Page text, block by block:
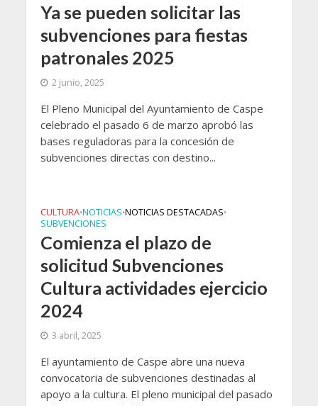
Ya se pueden solicitar las
subvenciones para fiestas
patronales 2025
2 junio, 2025
El Pleno Municipal del Ayuntamiento de Caspe
celebrado el pasado 6 de marzo aprobó las
bases reguladoras para la concesión de
subvenciones directas con destino...
CULTURA•NOTICIAS•NOTICIAS DESTACADAS•
SUBVENCIONES
Comienza el plazo de
solicitud Subvenciones
Cultura actividades ejercicio
2024
3 abril, 2025
El ayuntamiento de Caspe abre una nueva
convocatoria de subvenciones destinadas al
apoyo a la cultura. El pleno municipal del pasado